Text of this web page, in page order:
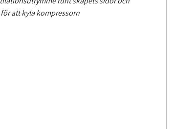
att kyla kompressorn